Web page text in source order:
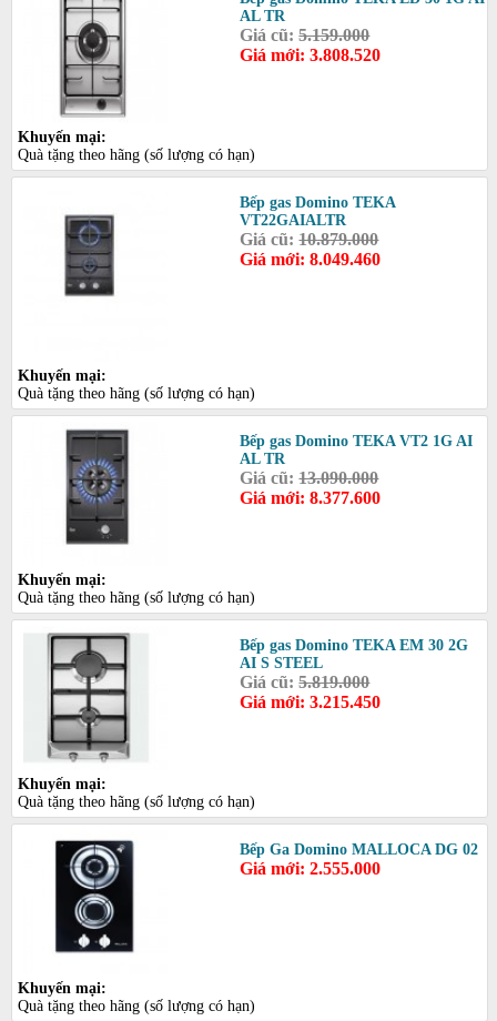
AL TR
Giá cũ:5.159.000
Giá mới: 3.808.520
Khuyến mại:
Quà tặng theo hãng (số lượng có hạn)
Bếp gas Domino TEKA
VT22GAIALTR
Giá cũ:10.879.000
Giá mới: 8.049.460
Khuyến mại:
Quà tặng theo hãng (số lượng có hạn)
Bếp gas Domino TEKA VT2 1G AI
AL TR
Giá cũ:13.090.000
Giá mới: 8.377.600
Khuyến mại:
Quà tặng theo hãng (số lượng có hạn)
Bếp gas Domino TEKA EM 30 2G
AI S STEEL
Giá cũ:5.819.000
Giá mới: 3.215.450
Khuyến mại:
Quà tặng theo hãng (số lượng có hạn)
Bếp Ga Domino MALLOCA DG 02
Giá mới: 2.555.000
Khuyến mại:
Quà tặng theo hãng (số lượng có hạn)